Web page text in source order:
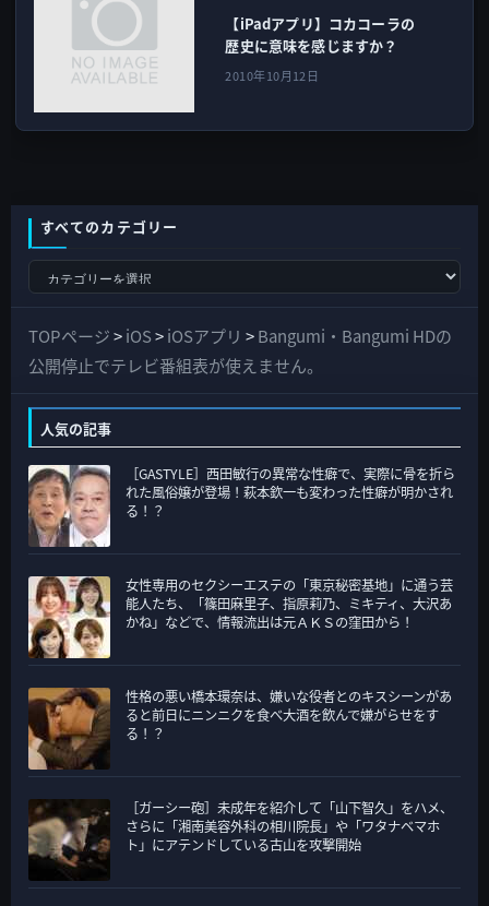
【iPadアプリ】コカコーラの
歴史に意味を感じますか？
2010年10月12日
すべてのカテゴリー
て
の
ゴ
リ
ー
TOPページ>iOS>iOSアプリ >Bangumi・Bangumi HDの
公開停止でテレビ番組表が使えません。
人気の記事
［GASTYLE］西田敏行の異常な性癖で、実際に骨を折ら
れた風俗嬢が登場！萩本欽一も変わった性癖が明かされ
る！？
女性専用のセクシーエステの「東京秘密基地」に通う芸
能人たち、「篠田麻里子、指原莉乃、ミキティ、大沢あ
かね」などで、情報流出は元ＡＫＳの窪田から！
性格の悪い橋本環奈は、嫌いな役者とのキスシーンがあ
ると前日にニンニクを食べ大酒を飲んで嫌がらせをす
る！？
［ガーシー砲］未成年を紹介して「山下智久」をハメ、
さらに「湘南美容外科の相川院長」や「ワタナベマホ
ト」にアテンドしている古山を攻撃開始